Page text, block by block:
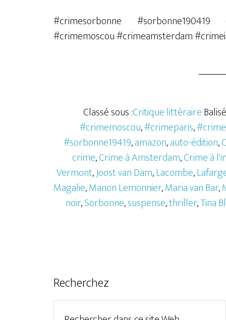
#crimesorbonne
#crimemoscou #crimeamsterdam
Classé sous :Critique littéraire
#crimemoscou,#crimeparis,
#sorbonne19419,amazon,auto-édition,
crime,Crime à Amsterdam,Crime à
Vermont,Joost van Dam,Lacombe,
Magalie,Manon Lemonnier,Maria van Bar,
noir,Sorbonne,suspense,thriller,Tina
Recherchez